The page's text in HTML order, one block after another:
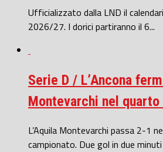
Ufficializzato dalla LND il
2026/27. I dorici partiranno il 6...
Serie D / L’Ancona
Montevarchi nel
L’Aquila Montevarchi passa 2-1
campionato. Due gol in due